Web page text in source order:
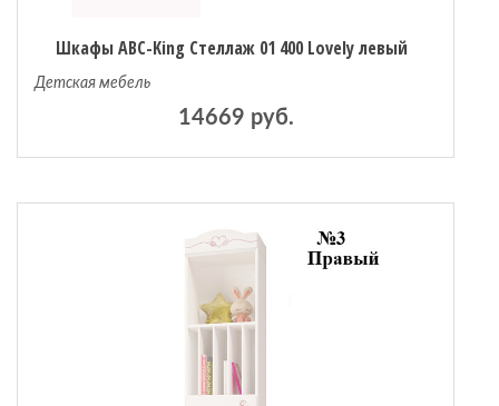
Шкафы ABC-King Стеллаж 01 400 Lovely левый
Детская мебель
14669 руб.